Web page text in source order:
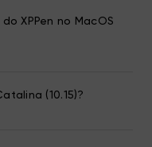
XPPen no MacOS
(10.15)?